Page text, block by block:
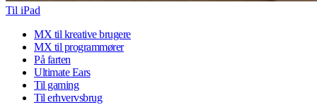
Til iPad
MX til kreative brugere
MX til programmører
På farten
Ultimate Ears
Til gaming
Til erhvervsbrug